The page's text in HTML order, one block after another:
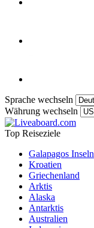
Sprache wechseln
Währung wechseln
Top Reiseziele
Galapagos Inseln
Kroatien
Griechenland
Arktis
Alaska
Antarktis
Australien